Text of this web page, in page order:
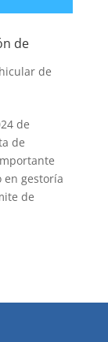
de
de
de
de
en gestoría
de